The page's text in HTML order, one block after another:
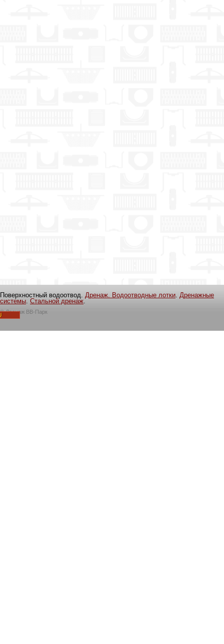
Поверхностный водоотвод. Дренаж. Водоотводные лотки. Дренажные
системы. Стальной дренаж.
©Дренаж ВВ-Парк